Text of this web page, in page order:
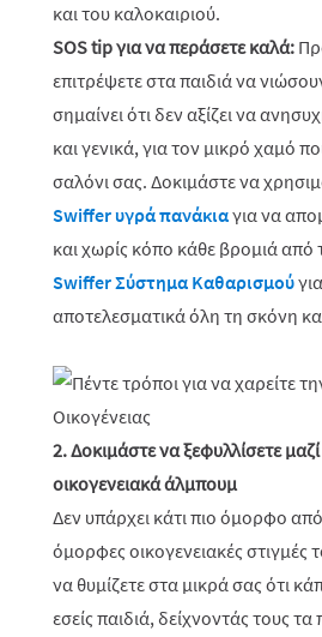
και του καλοκαιριού.
SOS tip για να περάσετε καλά:
επιτρέψετε στα παιδιά να
σημαίνει ότι δεν αξίζει να
και γενικά, για τον μικρό χαμό
σαλόνι σας. Δοκιμάστε να
Swiffer υγρά πανάκιαγια να
και χωρίς κόπο κάθε βρομιά από
Swiffer Σύστημα Καθαρισμού
αποτελεσματικά όλη τη σκόνη και
2. Δοκιμάστε να ξεφυλλίσετε
οικογενειακά άλμπουμ
Δεν υπάρχει κάτι πιο όμορφο
όμορφες οικογενειακές στιγμές
να θυμίζετε στα μικρά σας ότι
εσείς παιδιά, δείχνοντάς τους